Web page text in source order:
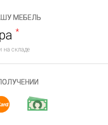
МЕБЕЛЬ
*
на складе